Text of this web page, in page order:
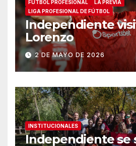
FÚTBOL PROFESIONAL
LA PREVIA
LIGA PROFESIONAL DE FÚTBOL
Independiente
Lorenzo
2 DE MAYO DE 2026
INSTITUCIONALES
Independiente se